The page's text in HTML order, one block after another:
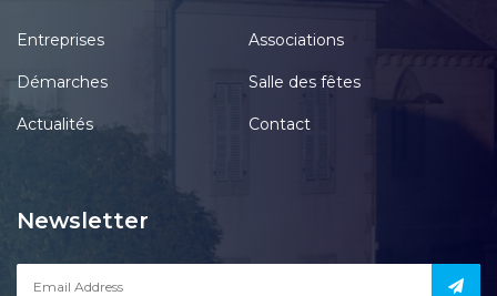
Entreprises Associations
Démarches Salle des fêtes
Actualités Contact
Newsletter